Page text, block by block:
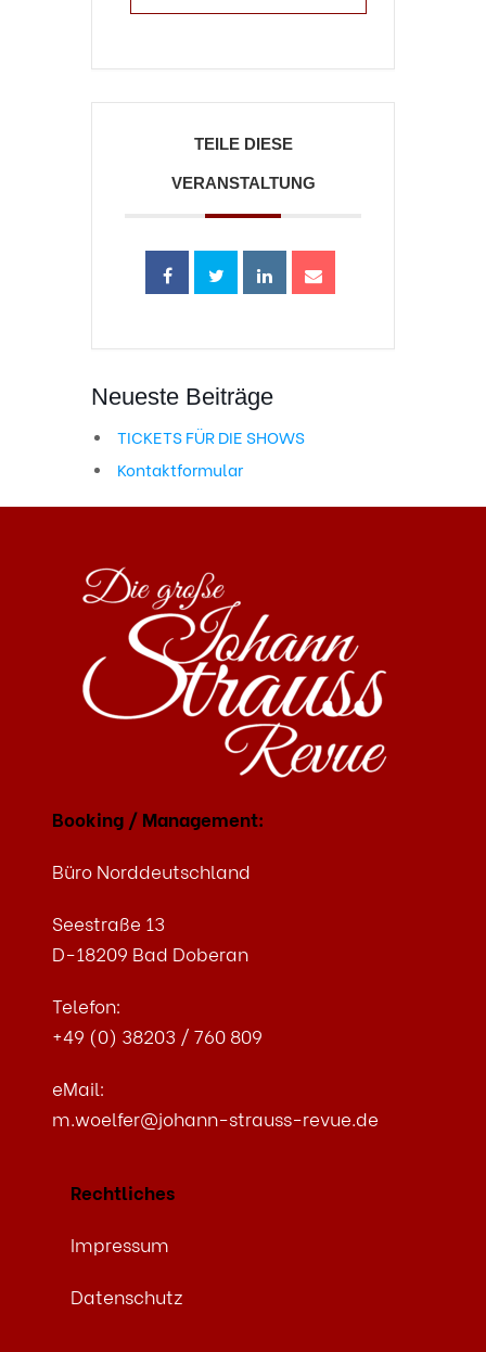
TEILE DIESE
VERANSTALTUNG
Neueste Beiträge
TICKETS FÜR DIE SHOWS
Kontaktformular
Booking / Management:
Büro Norddeutschland
Seestraße 13
D-18209 Bad Doberan
Telefon:
+49 (0) 38203 / 760 809
eMail:
m.woelfer@johann-strauss-revue.de
Rechtliches
Impressum
Datenschutz